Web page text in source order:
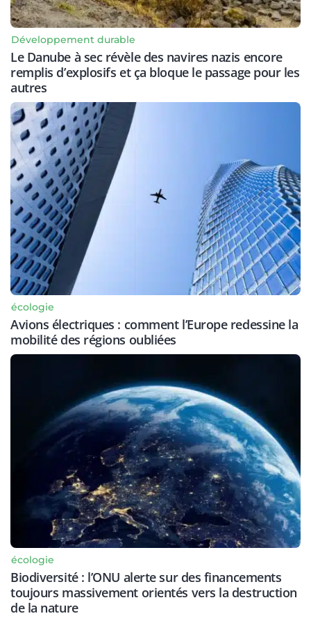
Développement durable
Le Danube à sec révèle des navires nazis encore
remplis d’explosifs et ça bloque le passage pour les
autres
écologie
Avions électriques : comment l’Europe redessine la
mobilité des régions oubliées
écologie
Biodiversité : l’ONU alerte sur des financements
toujours massivement orientés vers la destruction
de la nature